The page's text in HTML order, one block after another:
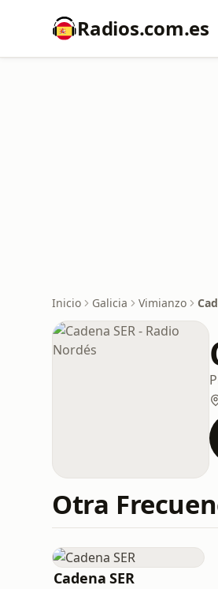
Radios.com.es
Inicio Galicia Vimianzo
Otra
Cadena SER